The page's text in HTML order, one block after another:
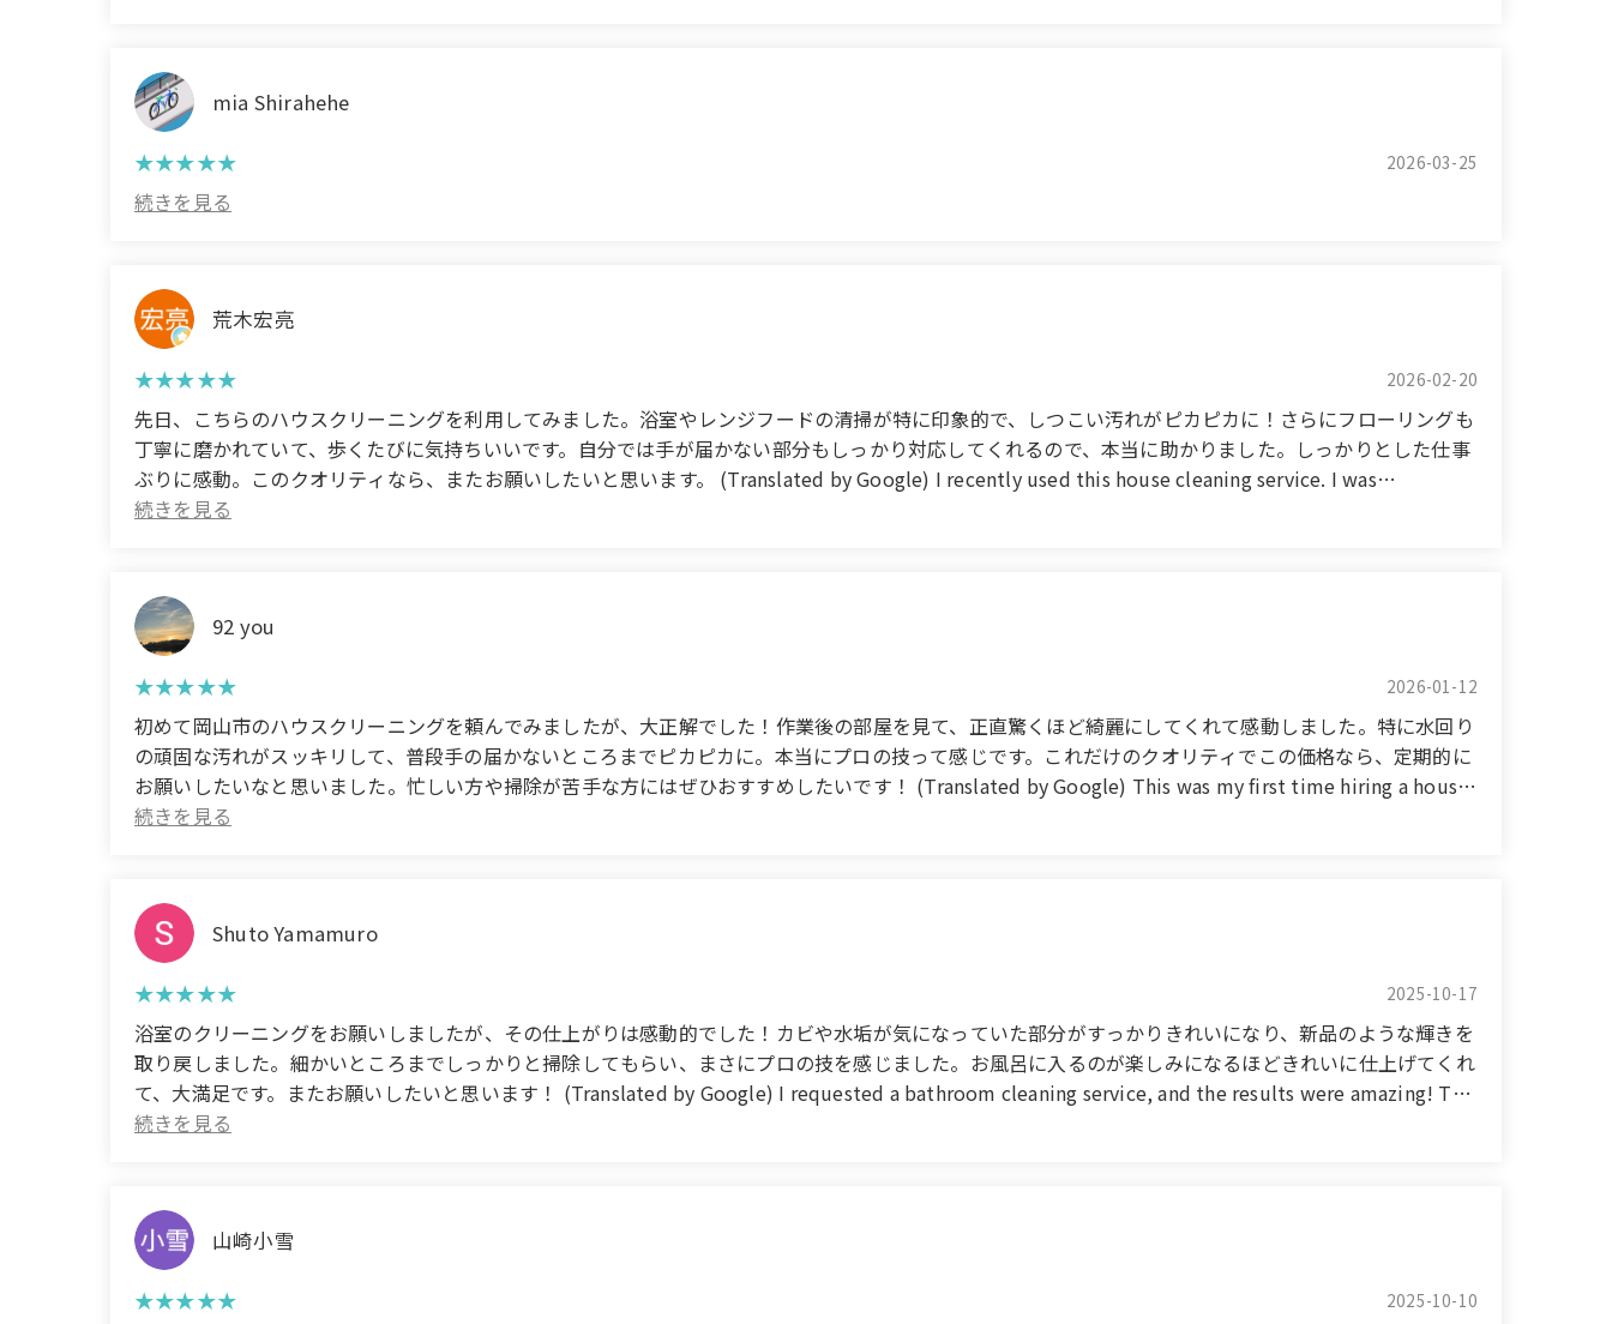
mia Shirahehe
2026-03-25
荒木宏亮
2026-02-20
先日、こちらのハウスクリーニングを利用してみました。浴室やレンジフードの清掃が特に印象的で、しつこい汚れがピカピカに！さらにフローリングも
丁寧に磨かれていて、歩くたびに気持ちいいです。自分では手が届かない部分もしっかり対応してくれるので、本当に助かりました。しっかりとした仕事
ぶりに感動。このクオリティなら、またお願いしたいと思います。 (Translated by Google) I recently used this house cleaning service. I was
particularly impressed with the cleaning of the bathroom and range hood, which removed stubborn stains and made them sparkle! The flooring
92 you
2026-01-12
初めて岡山市のハウスクリーニングを頼んでみましたが、大正解でした！作業後の部屋を見て、正直驚くほど綺麗にしてくれて感動しました。特に水回り
の頑固な汚れがスッキリして、普段手の届かないところまでピカピカに。本当にプロの技って感じです。これだけのクオリティでこの価格なら、定期的に
お願いしたいなと思いました。忙しい方や掃除が苦手な方にはぜひおすすめしたいです！ (Translated by Google) This was my first time hiring a house
cleaning service in Okayama City, and it was a great decision! When I saw the room after the work was done, I was honestly impressed by how
recommend this service to busy people or those who don't like cleaning!
Shuto Yamamuro
2025-10-17
浴室のクリーニングをお願いしましたが、その仕上がりは感動的でした！カビや水垢が気になっていた部分がすっかりきれいになり、新品のような輝きを
取り戻しました。細かいところまでしっかりと掃除してもらい、まさにプロの技を感じました。お風呂に入るのが楽しみになるほどきれいに仕上げてくれ
て、大満足です。またお願いしたいと思います！ (Translated by Google) I requested a bathroom cleaning service, and the results were amazing! The
areas where mold and water stains had been a concern were completely cleaned, restoring the bathroom to a like-new shine. They cleaned even
山崎小雪
2025-10-10